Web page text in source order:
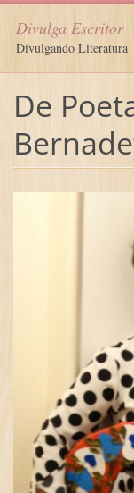
Divulga Escritor
Divulgando Literatura
De